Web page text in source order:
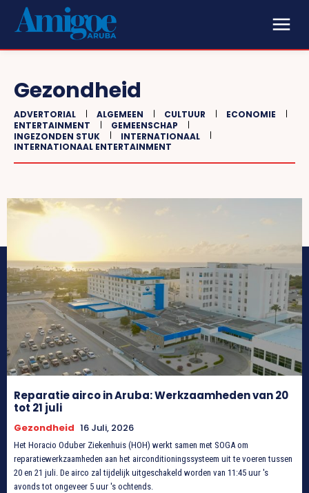
Gezondheid
ADVERTORIAL ALGEMEEN CULTUUR
ECONOMIE
ENTERTAINMENT
GEMEENSCHAP
INGEZONDEN STUK
INTERNATIONAAL
INTERNATIONAAL ENTERTAINMENT
Reparatie airco in Aruba: Werkzaamheden van 20
tot 21 juli
Gezondheid 16 Juli, 2026
Het Horacio Oduber Ziekenhuis (HOH) werkt samen met SOGA om
reparatiewerkzaamheden aan het airconditioningssysteem uit te voeren tussen
20 en 21 juli. De airco zal tijdelijk uitgeschakeld worden van 11:45 uur 's
avonds tot ongeveer 5 uur 's ochtends.